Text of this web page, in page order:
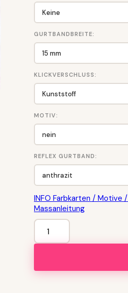
GURTBANDBREITE:
KLICKVERSCHLUSS:
MOTIV:
REFLEX GURTBAND:
INFO Farbkarten / Motive
Massanleitung
Zugstop
REFLEX
Halsband